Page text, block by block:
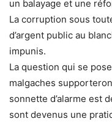
un balayage et une
La corruption sous
d’argent public au
impunis.
La question qui se
malgaches
sonnette d’alarme est
sont devenus une